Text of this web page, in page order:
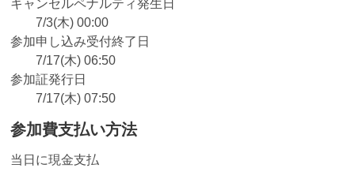
キャンセルペナルティ発生日
7/3(木) 00:00
参加申し込み受付終了日
7/17(木) 06:50
参加証発行日
7/17(木) 07:50
参加費支払い方法
当日に現金支払